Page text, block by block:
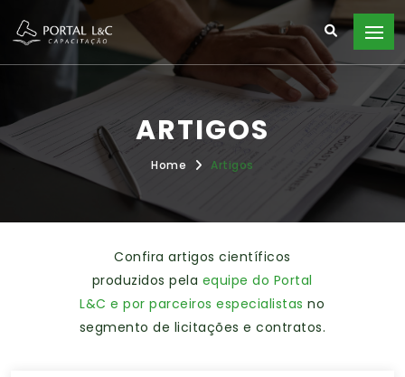
ARTIGOS
Home Artigos
Confira artigos científicos
produzidos pela equipe do Portal
L&C e por parceiros especialistas no
segmento de licitações e contratos.